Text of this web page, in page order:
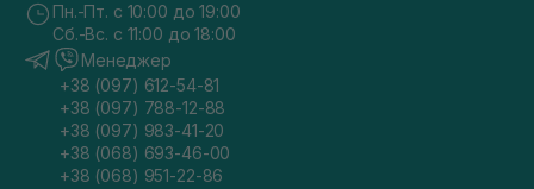
Пн.-Пт. с 10:00 до 19:00
Сб.-Вс. с 11:00 до 18:00
Менеджер
+38 (097) 612-54-81
+38 (097) 788-12-88
+38 (097) 983-41-20
+38 (068) 693-46-00
+38 (068) 951-22-86